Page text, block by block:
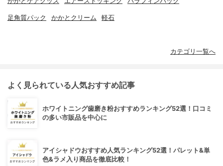
足角質パック かかとクリーム 軽石
カテゴリ一覧へ
よく見られている人気おすすめ記事
ホワイトニング歯磨き粉おすすめランキング52選！口コミ
の多い市販品を中心に
アイシャドウおすすめ人気ランキング52選！パレット&単
色&ラメ入り商品を徹底比較！